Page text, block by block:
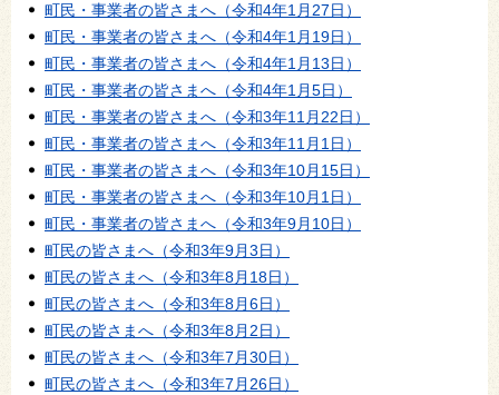
町民・事業者の皆さまへ（令和4年1月27日）
町民・事業者の皆さまへ（令和4年1月19日）
町民・事業者の皆さまへ（令和4年1月13日）
町民・事業者の皆さまへ（令和4年1月5日）
町民・事業者の皆さまへ（令和3年11月22日）
町民・事業者の皆さまへ（令和3年11月1日）
町民・事業者の皆さまへ（令和3年10月15日）
町民・事業者の皆さまへ（令和3年10月1日）
町民・事業者の皆さまへ（令和3年9月10日）
町民の皆さまへ（令和3年9月3日）
町民の皆さまへ（令和3年8月18日）
町民の皆さまへ（令和3年8月6日）
町民の皆さまへ（令和3年8月2日）
町民の皆さまへ（令和3年7月30日）
町民の皆さまへ（令和3年7月26日）